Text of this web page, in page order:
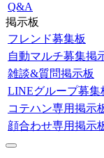
Q&A
掲示板
フレンド募集板
自動マルチ募集掲
雑談&質問掲示板
LINEグループ募集
コテハン専用掲示
顔合わせ専用掲示